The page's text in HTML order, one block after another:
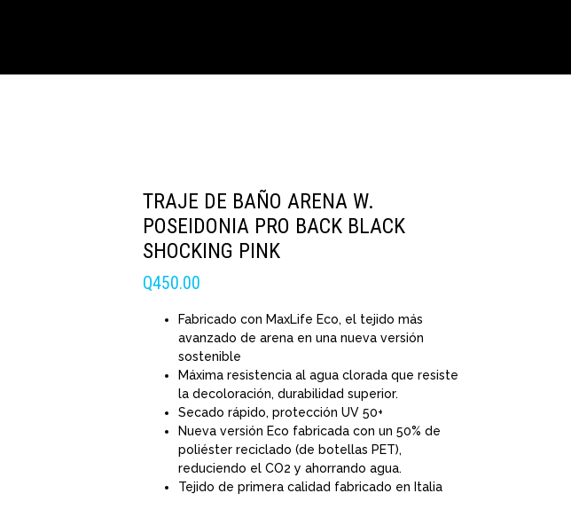
TRAJE DE BAÑO ARENA W.
POSEIDONIA PRO BACK BLACK
SHOCKING PINK
Q450.00
Fabricado con MaxLife Eco, el tejido más
avanzado de arena en una nueva versión
sostenible
Máxima resistencia al agua clorada que resiste
la decoloración, durabilidad superior.
Secado rápido, protección UV 50+
Nueva versión Eco fabricada con un 50% de
poliéster reciclado (de botellas PET),
reduciendo el CO2 y ahorrando agua.
Tejido de primera calidad fabricado en Italia